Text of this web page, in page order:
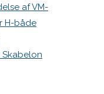
af VM-
H-både
Skabelon